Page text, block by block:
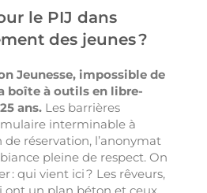
le PIJ dans
des jeunes ?
Jeunesse, impossible de
boîte à outils en libre-
ans. Les barrières
interminable à
de réservation, l’anonymat
pleine de respect. On
: qui vient ici ? Les rêveurs,